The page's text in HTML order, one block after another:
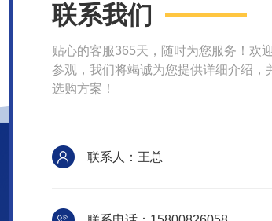
联系我们
贴心的客服365天，随时为您服务！欢
参观，我们将竭诚为您提供详细介绍，
选购方案！
联系人：王总